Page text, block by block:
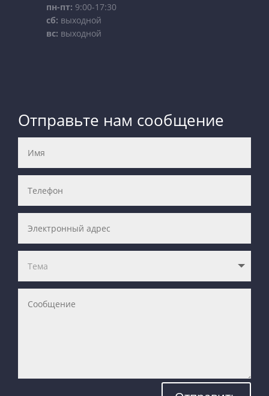
пн-пт: 9:00-17:30
сб: выходной
вс: выходной
Отправьте нам сообщение